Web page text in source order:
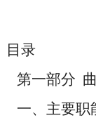
目录
第一部分
一、主要职